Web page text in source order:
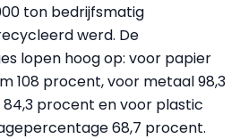
ton bedrijfsmatig
werd. De
lopen hoog op: voor papier
108 procent, voor metaal 98,3
procent en voor plastic
68,7 procent.